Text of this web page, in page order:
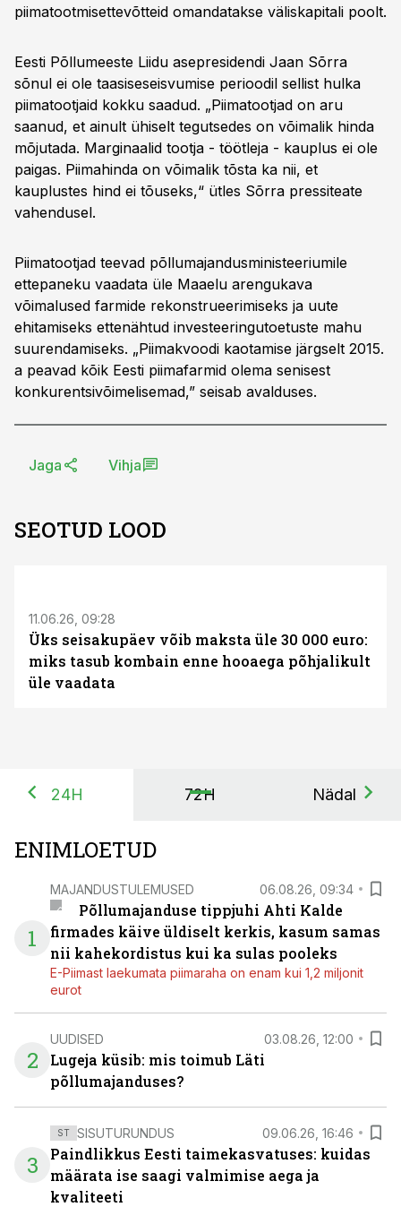
piimatootmisettevõtteid omandatakse väliskapitali poolt.
Eesti Põllumeeste Liidu asepresidendi Jaan Sõrra
sõnul ei ole taasiseseisvumise perioodil sellist hulka
piimatootjaid kokku saadud. „Piimatootjad on aru
saanud, et ainult ühiselt tegutsedes on võimalik hinda
mõjutada. Marginaalid tootja - töötleja - kauplus ei ole
paigas. Piimahinda on võimalik tõsta ka nii, et
kauplustes hind ei tõuseks,“ ütles Sõrra pressiteate
vahendusel.
Piimatootjad teevad põllumajandusministeeriumile
ettepaneku vaadata üle Maaelu arengukava
võimalused farmide rekonstrueerimiseks ja uute
ehitamiseks ettenähtud investeeringutoetuste mahu
suurendamiseks. „Piimakvoodi kaotamise järgselt 2015.
a peavad kõik Eesti piimafarmid olema senisest
konkurentsivõimelisemad,” seisab avalduses.
Jaga Vihja
SEOTUD LOOD
11.06.26, 09:28
Üks seisakupäev võib maksta üle 30 000 euro:
miks tasub kombain enne hooaega põhjalikult
üle vaadata
24H 72H Nädal
ENIMLOETUD
1
MAJANDUSTULEMUSED 06.08.26, 09:34
Põllumajanduse tippjuhi Ahti Kalde
firmades käive üldiselt kerkis, kasum samas
nii kahekordistus kui ka sulas pooleks
E-Piimast laekumata piimaraha on enam kui 1,2 miljonit
eurot
2
UUDISED 03.08.26, 12:00
Lugeja küsib: mis toimub Läti
põllumajanduses?
3
ST SISUTURUNDUS 09.06.26, 16:46
Paindlikkus Eesti taimekasvatuses: kuidas
määrata ise saagi valmimise aega ja
kvaliteeti